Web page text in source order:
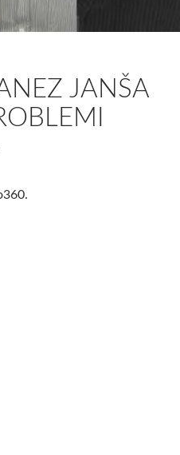
JANŠA